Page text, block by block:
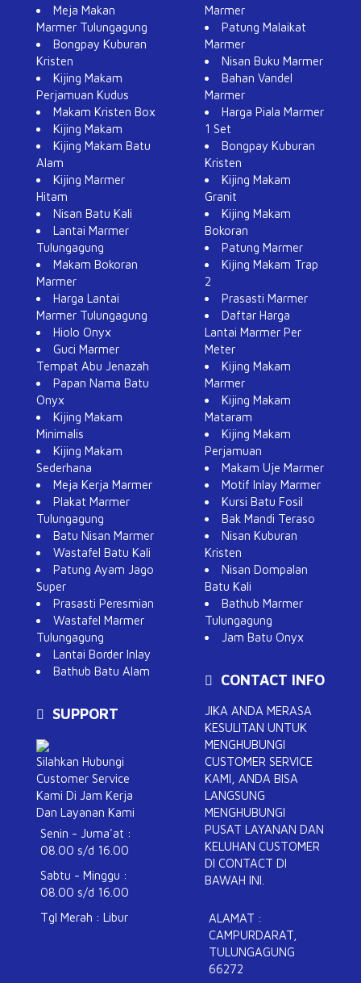
Meja Makan
Marmer Tulungagung
Bongpay Kuburan
Kristen
Kijing Makam
Perjamuan Kudus
Makam Kristen Box
Kijing Makam
Kijing Makam Batu
Alam
Kijing Marmer
Hitam
Nisan Batu Kali
Lantai Marmer
Tulungagung
Makam Bokoran
Marmer
Harga Lantai
Marmer Tulungagung
Hiolo Onyx
Guci Marmer
Tempat Abu Jenazah
Papan Nama Batu
Onyx
Kijing Makam
Minimalis
Kijing Makam
Sederhana
Meja Kerja Marmer
Plakat Marmer
Tulungagung
Batu Nisan Marmer
Wastafel Batu Kali
Patung Ayam Jago
Super
Prasasti Peresmian
Wastafel Marmer
Tulungagung
Lantai Border Inlay
Bathub Batu Alam
SUPPORT
Silahkan Hubungi
Customer Service
Kami Di Jam Kerja
Dan Layanan Kami
Senin - Juma'at :
08.00 s/d 16.00
Sabtu - Minggu :
08.00 s/d 16.00
Tgl Merah : Libur
Marmer
Patung Malaikat
Marmer
Nisan Buku Marmer
Bahan Vandel
Marmer
Harga Piala Marmer
1 Set
Bongpay Kuburan
Kristen
Kijing Makam
Granit
Kijing Makam
Bokoran
Patung Marmer
Kijing Makam Trap
2
Prasasti Marmer
Daftar Harga
Lantai Marmer Per
Meter
Kijing Makam
Marmer
Kijing Makam
Mataram
Kijing Makam
Perjamuan
Makam Uje Marmer
Motif Inlay Marmer
Kursi Batu Fosil
Bak Mandi Teraso
Nisan Kuburan
Kristen
Nisan Dompalan
Batu Kali
Bathub Marmer
Tulungagung
Jam Batu Onyx
CONTACT INFO
JIKA ANDA MERASA
KESULITAN UNTUK
MENGHUBUNGI
CUSTOMER SERVICE
KAMI, ANDA BISA
LANGSUNG
MENGHUBUNGI
PUSAT LAYANAN DAN
KELUHAN CUSTOMER
DI CONTACT DI
BAWAH INI.
ALAMAT :
CAMPURDARAT,
TULUNGAGUNG
66272